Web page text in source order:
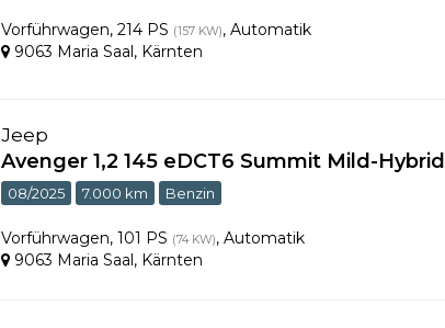
Vorführwagen,214 PS (157 KW),Automatik
9063 Maria Saal, Kärnten
Jeep
Avenger 1,2 145 eDCT6 Summit Mild-Hybrid
08/2025 7.000 km Benzin
Vorführwagen,101 PS (74 KW),Automatik
9063 Maria Saal, Kärnten